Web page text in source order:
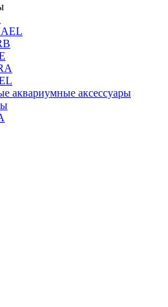
аквариумные аксессуары